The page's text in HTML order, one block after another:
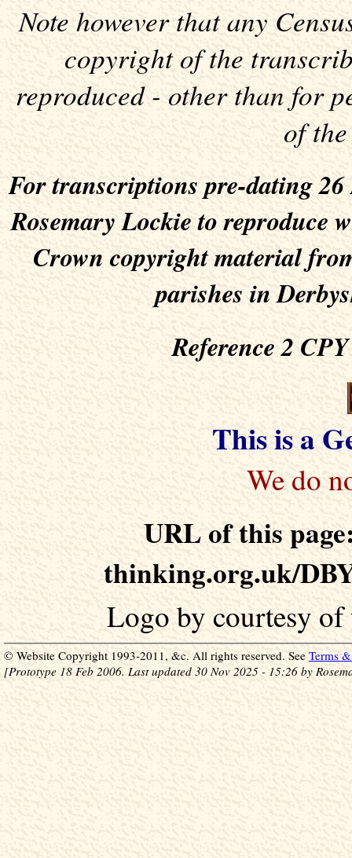
Note however that any
copyright of the
reproduced - other than for
of
For transcriptions pre-dating
Rosemary Lockie to reproduce
Crown copyright material
parishes in
Reference 2
This is a
URL of this
thinking.org.uk/
Logo by courtesy
© Website Copyright 1993-2011, &c. All rights reserved. See Terms
[Prototype 18 Feb 2006. Last updated 30 Nov 2025 - 15:26 by